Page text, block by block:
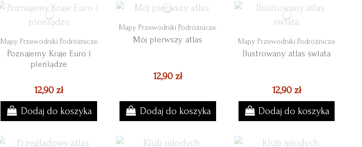
Mapy Przewodniki Podróżnicze
Poznajemy Kraje Euro i
pieniądze
12,90 zł
Dodaj do koszyka
Mapy Przewodniki Podróżnicze
Mój pierwszy atlas
12,90 zł
Dodaj do koszyka
Mapy Przewodniki Podróżnicze
Ilustrowany atlas świata
12,90 zł
Dodaj do koszyka